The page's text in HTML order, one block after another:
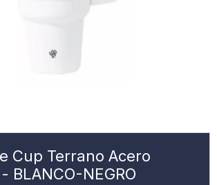
Cup Terrano Acero
BLANCO-NEGRO